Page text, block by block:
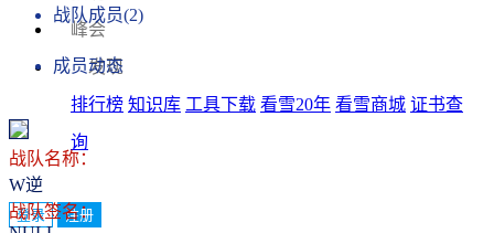
峰会
发现
排行榜 知识库 工具下载 看雪20年 看雪商城 证书查
询
登录 注册
战队成员(2)
成员动态
战队名称：
W逆
战队签名：